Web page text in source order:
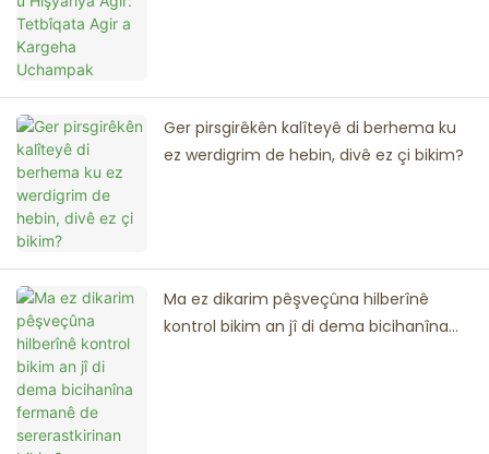
Ger pirsgirêkên kalîteyê di berhema ku
ez werdigrim de hebin, divê ez çi bikim?
Ma ez dikarim pêşveçûna hilberînê
kontrol bikim an jî di dema bicihanîna